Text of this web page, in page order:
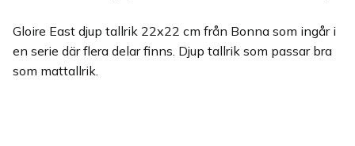
Gloire East djup tallrik 22x22 cm från Bonna som ingår i
en serie där flera delar finns. Djup tallrik som passar bra
som mattallrik.